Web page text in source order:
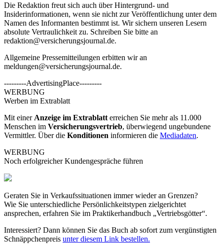
Die Redaktion freut sich auch über Hintergrund- und
Insiderinformationen, wenn sie nicht zur Veröffentlichung unter dem
Namen des Informanten bestimmt ist. Wir sichern unseren Lesern
absolute Vertraulichkeit zu. Schreiben Sie bitte an
redaktion@versicherungsjournal.de.
Allgemeine Pressemitteilungen erbitten wir an
meldungen@versicherungsjournal.de.
---------AdvertisingPlace---------
WERBUNG
Werben im Extrablatt
Mit einer Anzeige im Extrablatt erreichen Sie mehr als 11.000
Menschen im Versicherungsvertrieb, überwiegend ungebundene
Vermittler. Über die Konditionen informieren die Mediadaten.
WERBUNG
Noch erfolgreicher Kundengespräche führen
Geraten Sie in Verkaufssituationen immer wieder an Grenzen?
Wie Sie unterschiedliche Persönlichkeitstypen zielgerichtet
ansprechen, erfahren Sie im Praktikerhandbuch „Vertriebsgötter“.
Interessiert? Dann können Sie das Buch ab sofort zum vergünstigten
Schnäppchenpreis unter diesem Link bestellen.